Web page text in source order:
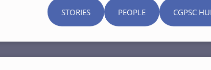
STORIES PEOPLE CGPSC